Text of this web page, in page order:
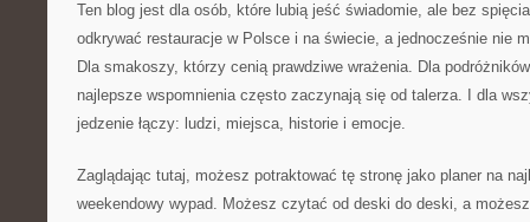
Ten blog jest dla osób, które lubią jeść świadomie, ale bez
odkrywać restauracje w Polsce i na świecie, a jednocześnie nie
Dla smakoszy, którzy cenią prawdziwe wrażenia. Dla
najlepsze wspomnienia często zaczynają się od talerza. I dla
jedzenie łączy: ludzi, miejsca, historie i emocje.
Zaglądając tutaj, możesz potraktować tę stronę jako planer na
weekendowy wypad. Możesz czytać od deski do deski, a